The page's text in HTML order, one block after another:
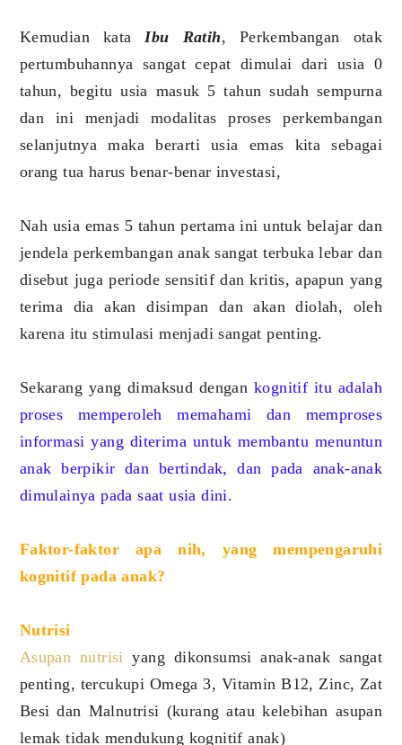
Kemudian kataIbu Ratih, Perkembangan otak
pertumbuhannya sangat cepat dimulai dari usia 0
tahun, begitu usia masuk 5 tahun sudah sempurna
dan ini menjadi modalitas proses perkembangan
selanjutnya maka berarti usia emas kita sebagai
orang tua harus benar-benar investasi,
Nah usia emas 5 tahun pertama ini untuk belajar dan
jendela perkembangan anak sangat terbuka lebar dan
disebut juga periode sensitif dan kritis, apapun yang
terima dia akan disimpan dan akan diolah, oleh
karena itu stimulasi menjadi sangat penting.
Sekarang yang dimaksud dengan kognitif itu adalah
proses memperoleh memahami dan memproses
informasi yang diterima untuk membantu menuntun
anak berpikir dan bertindak, dan pada anak-anak
dimulainya pada saat usia dini.
Faktor-faktor apa nih, yang mempengaruhi
kognitif pada anak?
Nutrisi
Asupan nutrisi yang dikonsumsi anak-anak sangat
penting, tercukupi Omega 3, Vitamin B12, Zinc, Zat
Besi dan Malnutrisi (kurang atau kelebihan asupan
lemak tidak mendukung kognitif anak)